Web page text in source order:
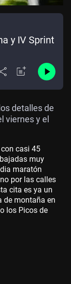
y IV Sprint
detalles de
viernes y el
casi 45
muy
maratón
por las calles
cita es ya un
de montaña en
los Picos de